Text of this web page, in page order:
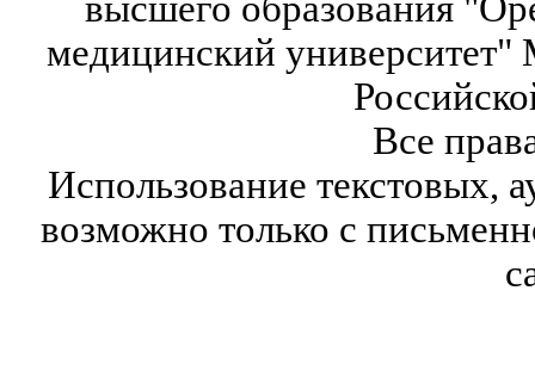
медицинский университет"
Все
Использование текстовых,
возможно только с